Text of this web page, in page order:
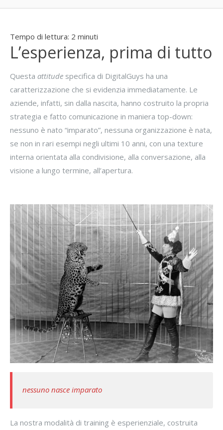
Tempo di lettura: 2 minuti
L’esperienza, prima di tutto
Questa attitude specifica di DigitalGuys ha una
caratterizzazione che si evidenzia immediatamente. Le
aziende, infatti, sin dalla nascita, hanno costruito la propria
strategia e fatto comunicazione in maniera top-down:
nessuno è nato “imparato”, nessuna organizzazione è nata,
se non in rari esempi negli ultimi 10 anni, con una texture
interna orientata alla condivisione, alla conversazione, alla
visione a lungo termine, all’apertura.
nessuno nasce imparato
La nostra modalità di training è esperienziale, costruita